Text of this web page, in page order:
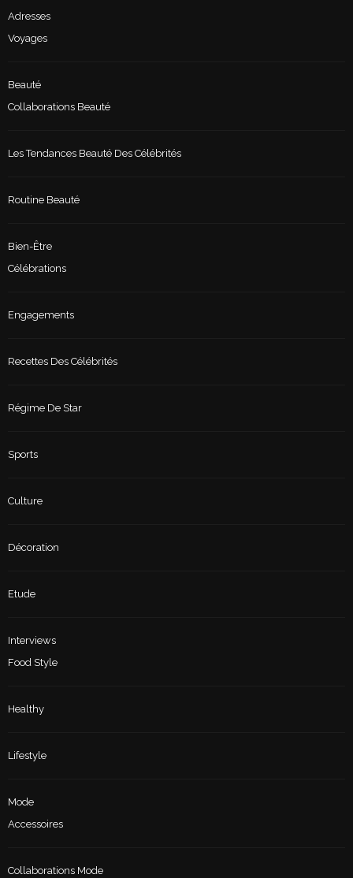
Adresses
Voyages
Beauté
Collaborations Beauté
Les Tendances Beauté Des Célébrités
Routine Beauté
Bien-Être
Célébrations
Engagements
Recettes Des Célébrités
Régime De Star
Sports
Culture
Décoration
Etude
Interviews
Food Style
Healthy
Lifestyle
Mode
Accessoires
Collaborations Mode